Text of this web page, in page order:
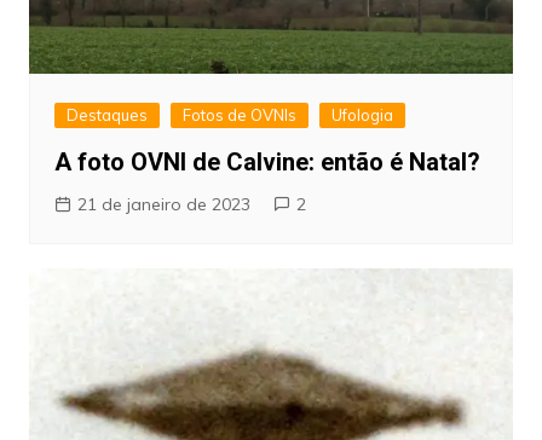
Destaques Fotos de OVNIs Ufologia
A foto OVNI de Calvine: então é Natal?
21 de janeiro de 2023 2